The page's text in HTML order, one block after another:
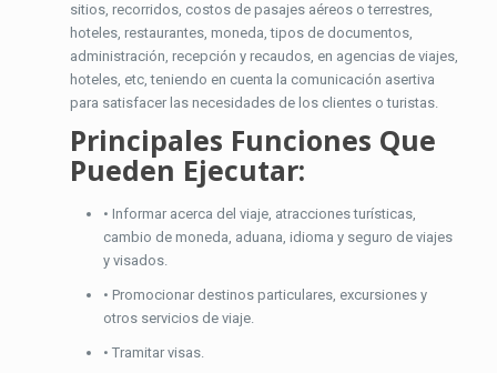
sitios, recorridos, costos de pasajes aéreos o terrestres,
hoteles, restaurantes, moneda, tipos de documentos,
administración, recepción y recaudos, en agencias de viajes,
hoteles, etc, teniendo en cuenta la comunicación asertiva
para satisfacer las necesidades de los clientes o turistas.
Principales Funciones Que
Pueden Ejecutar:
• Informar acerca del viaje, atracciones turísticas,
cambio de moneda, aduana, idioma y seguro de viajes
y visados.
• Promocionar destinos particulares, excursiones y
otros servicios de viaje.
• Tramitar visas.